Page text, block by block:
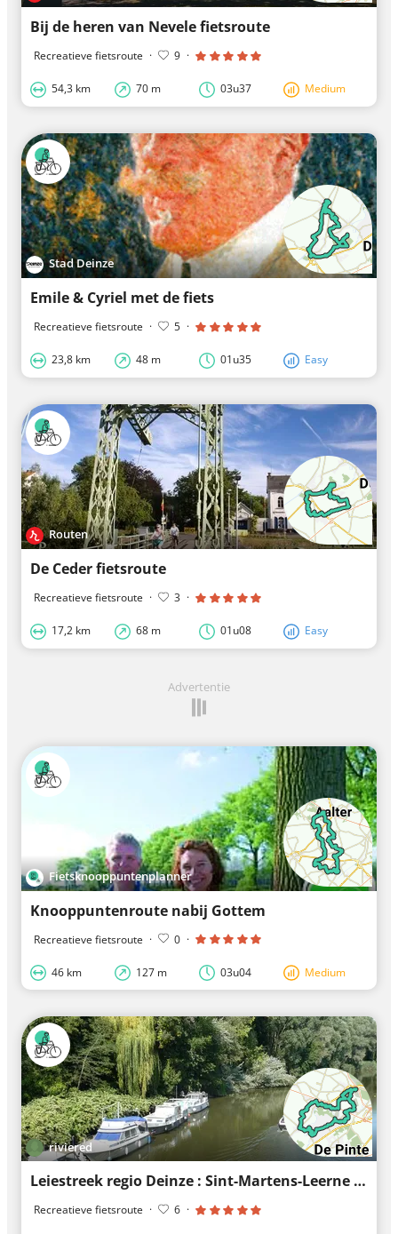
Bij de heren van Nevele fietsroute
Recreatieve fietsroute · 9 ·
54,3 km 70 m 03u37 Medium
Stad Deinze
Emile & Cyriel met de fiets
Recreatieve fietsroute · 5 ·
23,8 km 48 m 01u35 Easy
Routen
De Ceder fietsroute
Recreatieve fietsroute · 3 ·
17,2 km 68 m 01u08 Easy
Advertentie
Fietsknooppuntenplanner
Knooppuntenroute nabij Gottem
Recreatieve fietsroute · 0 ·
46 km 127 m 03u04 Medium
riviered
Leiestreek regio Deinze : Sint-Martens-Leerne - 01
Recreatieve fietsroute · 6 ·